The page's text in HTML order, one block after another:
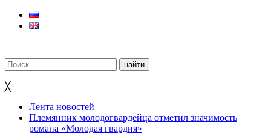
╳
Лента новостей
Племянник молодогвардейца отметил значимость
романа «Молодая гвардия»